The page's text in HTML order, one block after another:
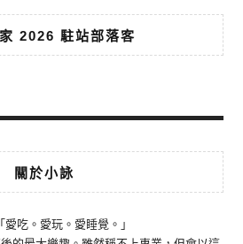
2026 駐站部落客
關於小詠
吃。愛玩。愛睡覺。」